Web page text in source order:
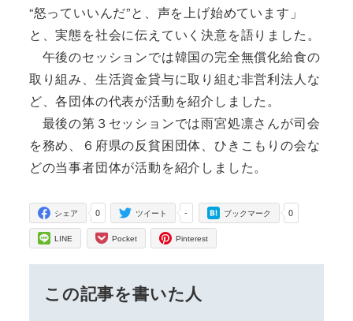
“怒っていいんだ”と、声を上げ始めています」
と、実態を社会に伝えていく決意を語りました。
午後のセッションでは韓国の完全無償化給食の
取り組み、生活資金貸与に取り組む非営利法人な
ど、各団体の代表が活動を紹介しました。
最後の第３セッションでは雨宮処凛さんが司会
を務め、６府県の反貧困団体、ひきこもりの会な
どの当事者団体が活動を紹介しました。
0
シェア -
ツイート 0
ブックマーク
LINE Pocket Pinterest
この記事を書いた人